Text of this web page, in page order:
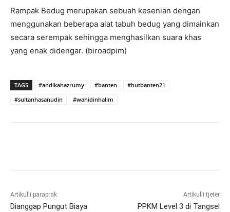
Rampak Bedug merupakan sebuah kesenian dengan
menggunakan beberapa alat tabuh bedug yang dimainkan
secara serempak sehingga menghasilkan suara khas
yang enak didengar. (biroadpim)
TAGS #andikahazrumy #banten
#hutbanten21
#sultanhasanudin
#wahidinhalim
Artikulli paraprak
Dianggap Pungut Biaya
Artikulli tjetër
PPKM Level 3 di Tangsel